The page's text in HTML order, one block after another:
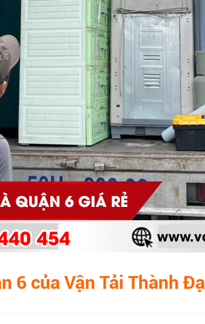
6 của Vận Tải Thành